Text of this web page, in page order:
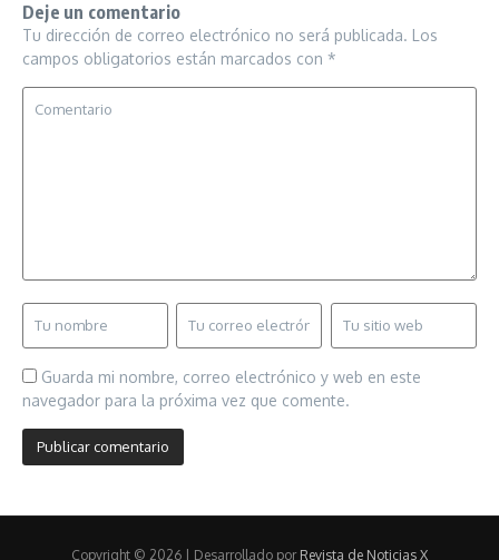
Deje un comentario
Tu dirección de correo electrónico no será publicada. Los
campos obligatorios están marcados con *
Guarda mi nombre, correo electrónico y web en este
navegador para la próxima vez que comente.
Copyright © 2026 | Desarrollado por Revista de Noticias X